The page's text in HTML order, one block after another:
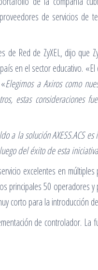
de servicios de
Red de ZyXEL, dijo que
en el sector educativo.
Elegimos a Axiros como
estas consideraciones
a la solución AXESS.ACS
del éxito de esta iniciativa
excelentes en múltiples
principales 50 operadores
corto para la introducción
de controlador. La